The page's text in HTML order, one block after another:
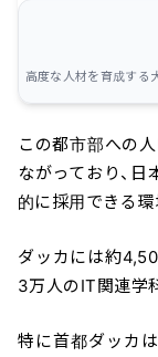
高度な人材を育成する
この都市部への人
ながっており、
的に採用できる環
ダッカには約
3万人のIT関連学
特に首都ダッカ